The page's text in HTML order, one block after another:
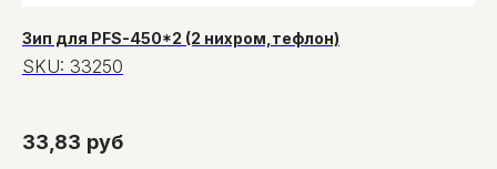
Зип для PFS-450*2 (2 нихром,тефлон)
SKU: 33250
33,83 руб